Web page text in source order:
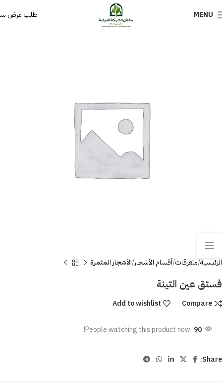
MENU طلب عرض
الرئيسية متفرقات أقسام الأشجار الأشجار المثمرة
فستق عين التينة
Compare
Add to wishlist
90
People watching this product now!
Share: